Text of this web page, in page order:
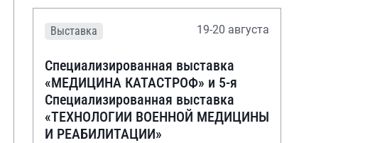
Выставка 19-20 августа
Специализированная выставка
«МЕДИЦИНА КАТАСТРОФ» и 5-я
Специализированная выставка
«ТЕХНОЛОГИИ ВОЕННОЙ МЕДИЦИНЫ
И РЕАБИЛИТАЦИИ»